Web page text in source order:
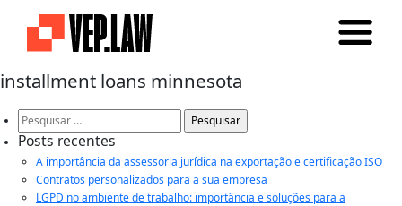
installment loans minnesota
Pesquisar
por:
Posts recentes
A importância da assessoria jurídica na exportação e certificação ISO
Contratos personalizados para a sua empresa
LGPD no ambiente de trabalho: importância e soluções para a